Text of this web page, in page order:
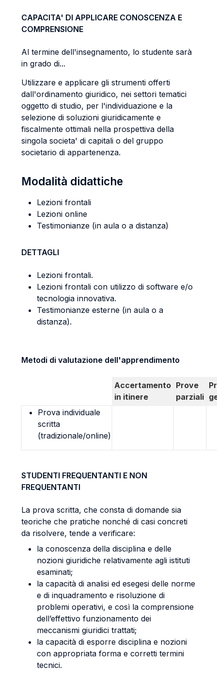
CAPACITA' DI APPLICARE CONOSCENZA E
COMPRENSIONE
Al termine dell'insegnamento, lo studente sarà
in grado di...
Utilizzare e applicare gli strumenti offerti
dall'ordinamento giuridico, nei settori tematici
oggetto di studio, per l'individuazione e la
selezione di soluzioni giuridicamente e
fiscalmente ottimali nella prospettiva della
singola societa' di capitali o del gruppo
societario di appartenenza.
Modalità didattiche
Lezioni frontali
Lezioni online
Testimonianze (in aula o a distanza)
DETTAGLI
Lezioni frontali.
Lezioni frontali con utilizzo di software e/o
tecnologia innovativa.
Testimonianze esterne (in aula o a
distanza).
Metodi di valutazione dell'apprendimento
Accertamento
in itinere
Prove
parziali
Prova individuale
scritta
(tradizionale/online)
STUDENTI FREQUENTANTI E NON
FREQUENTANTI
La prova scritta, che consta di domande sia
teoriche che pratiche nonché di casi concreti
da risolvere, tende a verificare:
la conoscenza della disciplina e delle
nozioni giuridiche relativamente agli istituti
esaminati;
la capacità di analisi ed esegesi delle norme
e di inquadramento e risoluzione di
problemi operativi, e così la comprensione
dell’effettivo funzionamento dei
meccanismi giuridici trattati;
la capacità di esporre disciplina e nozioni
con appropriata forma e corretti termini
tecnici.